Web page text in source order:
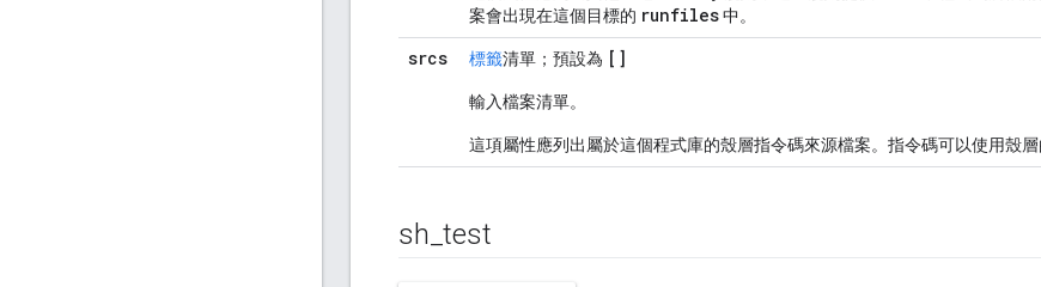
案會出現在這個目標的 runfiles中。
srcs 標籤清單；預設為 []
輸入檔案清單。
這項屬性應列出屬於這個程式庫的殼層指令碼來源檔案。指令碼可以使用殼層
sh _test